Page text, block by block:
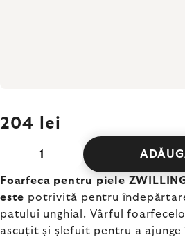
204 lei
Foarfeca pentru piele
este potrivită pentru
patului unghial. Vârful
ascuțit și șlefuit pentru a